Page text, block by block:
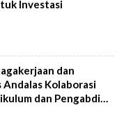
Investasi
dan
Kolaborasi
dan Pengabdian